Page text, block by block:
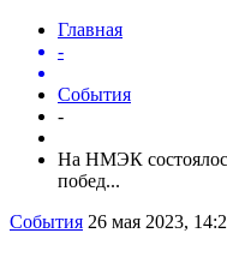
Главная
-
События
-
На НМЭК
побед...
События 26 мая 2023,